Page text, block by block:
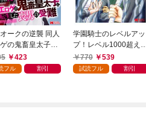
ークの逆襲 同人
の鬼畜皇太子に
た喪男の受難
ック） 1
423
フル 割引
学園騎士のレベルアッ
プ！レベル1000超えの
転生者、落ちこぼれク
ラスに入学。そして、
770 539
試読フル 割引